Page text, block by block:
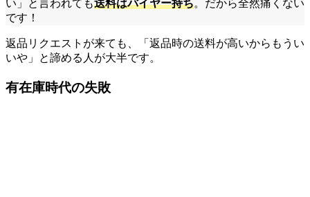
い」と言われても送料はバイヤー持ち。だから全然痛くない
です！
返品リクエストが来ても、「返品時の送料が高いからもうい
いや」と諦める人が大半です。
有在庫時代の失敗